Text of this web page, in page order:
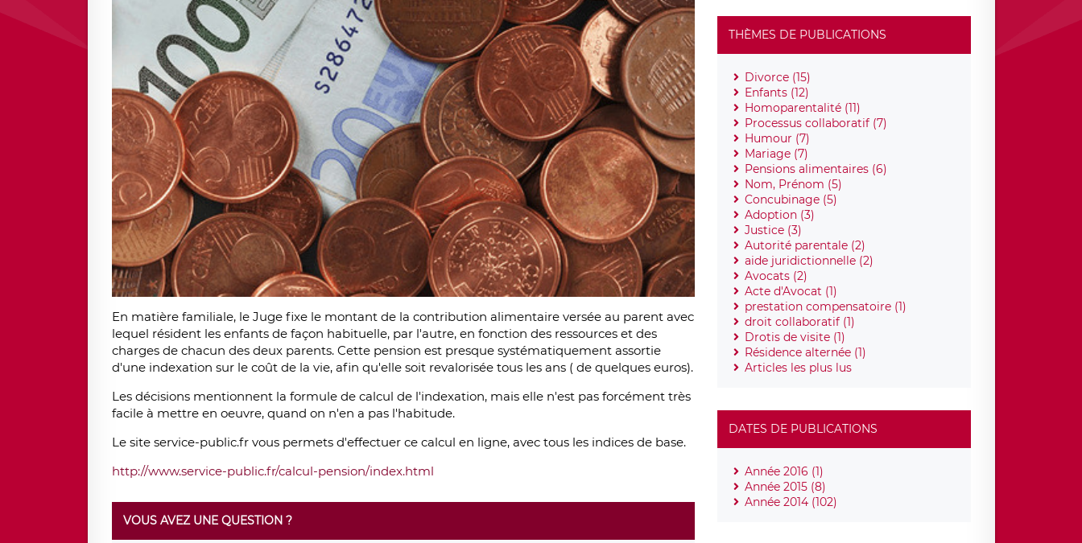
En matière familiale, le Juge fixe le montant de la contribution alimentaire versée au parent avec
lequel résident les enfants de façon habituelle, par l'autre, en fonction des ressources et des
charges de chacun des deux parents. Cette pension est presque systématiquement assortie
d'une indexation sur le coût de la vie, afin qu'elle soit revalorisée tous les ans ( de quelques euros).
Les décisions mentionnent la formule de calcul de l'indexation, mais elle n'est pas forcément très
facile à mettre en oeuvre, quand on n'en a pas l'habitude.
Le site service-public.fr vous permets d'effectuer ce calcul en ligne, avec tous les indices de base.
http://www.service-public.fr/calcul-pension/index.html
VOUS AVEZ UNE QUESTION ?
THÈMES DE PUBLICATIONS
Divorce (15)
Enfants (12)
Homoparentalité (11)
Processus collaboratif (7)
Humour (7)
Mariage (7)
Pensions alimentaires (6)
Nom, Prénom (5)
Concubinage (5)
Adoption (3)
Justice (3)
Autorité parentale (2)
aide juridictionnelle (2)
Avocats (2)
Acte d'Avocat (1)
prestation compensatoire (1)
droit collaboratif (1)
Drotis de visite (1)
Résidence alternée (1)
Articles les plus lus
DATES DE PUBLICATIONS
Année 2016 (1)
Année 2015 (8)
Année 2014 (102)